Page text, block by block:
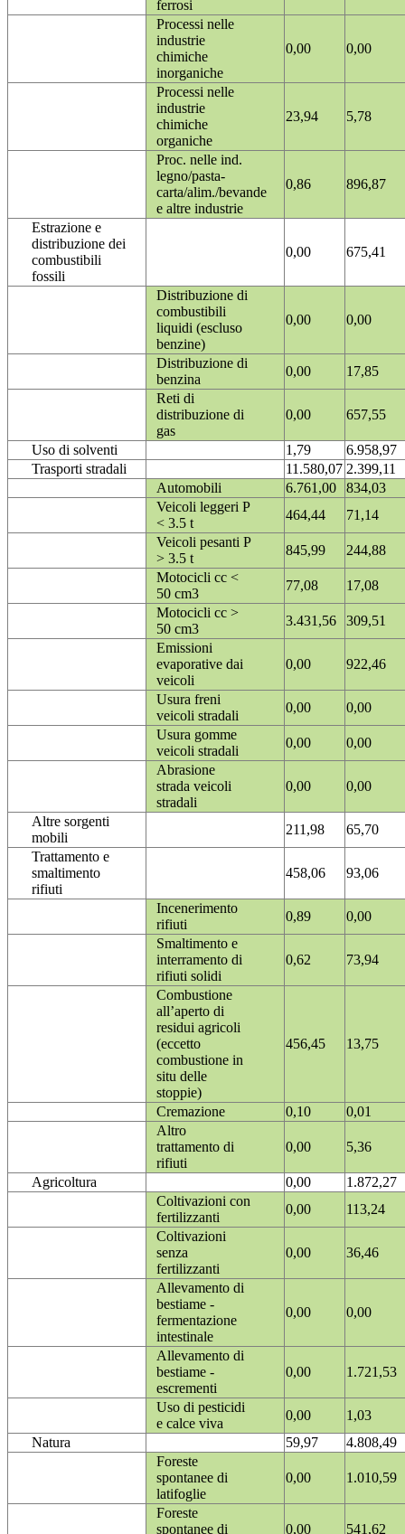
ferrosi
Processi nelle
industrie
chimiche
inorganiche
0,00 0,00
Processi nelle
industrie
chimiche
organiche
23,94 5,78
Proc. nelle ind.
legno/pasta-
carta/alim./bevande
e altre industrie
0,86 896,87
Estrazione e
distribuzione dei
combustibili
fossili
0,00 675,41
Distribuzione di
combustibili
liquidi (escluso
benzine)
0,00 0,00
Distribuzione di
benzina
0,00
17,85
Reti di
distribuzione di
gas
0,00 657,55
Uso di solventi 1,79
6.958,97
Trasporti stradali
11.580,07 2.399,11
Automobili
6.761,00
834,03
Veicoli leggeri P
< 3.5 t
464,44
71,14
Veicoli pesanti P
> 3.5 t
845,99
244,88
Motocicli cc <
50 cm3
77,08
17,08
Motocicli cc >
50 cm3
3.431,56
309,51
Emissioni
evaporative dai
veicoli
0,00 922,46
Usura freni
veicoli stradali
0,00
0,00
Usura gomme
veicoli stradali
0,00
0,00
Abrasione
strada veicoli
stradali
0,00 0,00
Altre sorgenti
mobili
211,98
65,70
Trattamento e
smaltimento
rifiuti
458,06 93,06
Incenerimento
rifiuti
0,89
0,00
Smaltimento e
interramento di
rifiuti solidi
0,62 73,94
Combustione
all’aperto di
residui agricoli
(eccetto
combustione in
situ delle
stoppie)
456,45 13,75
Cremazione 0,10
0,01
Altro
trattamento di
rifiuti
0,00 5,36
Agricoltura 0,00
1.872,27
Coltivazioni con
fertilizzanti
0,00
113,24
Coltivazioni
senza
fertilizzanti
0,00 36,46
Allevamento di
bestiame -
fermentazione
intestinale
0,00 0,00
Allevamento di
bestiame -
escrementi
0,00 1.721,53
Uso di pesticidi
e calce viva
0,00
1,03
Natura
59,97
4.808,49
Foreste
spontanee di
latifoglie
0,00 1.010,59
Foreste
spontanee di
0,00 541,62